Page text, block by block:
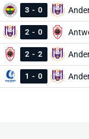
3 - 0
2 - 0
2 - 2
1 - 0